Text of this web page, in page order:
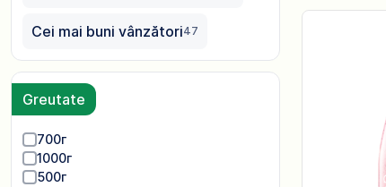
Cei mai buni vânzători47
Greutate
700г
1000г
500г